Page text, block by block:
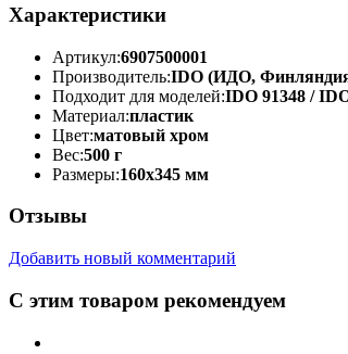
Характеристики
Артикул:6907500001
Производитель:IDO (ИДО,
Подходит для моделей:IDO 91348 /
Материал:пластик
Цвет:матовый хром
Вес:500 г
Размеры:160х345 мм
Отзывы
Добавить новый комментарий
С этим товаром рекомендуем